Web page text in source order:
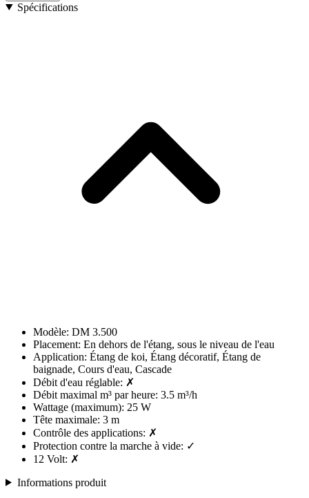
Spécifications
Modèle: DM 3.500
Placement: En dehors de l'étang, sous le niveau de l'eau
Application: Étang de koi, Étang décoratif, Étang de
baignade, Cours d'eau, Cascade
Débit d'eau réglable: ✗
Débit maximal m³ par heure: 3.5 m³/h
Wattage (maximum): 25 W
Tête maximale: 3 m
Contrôle des applications: ✗
Protection contre la marche à vide: ✓
12 Volt: ✗
Informations produit